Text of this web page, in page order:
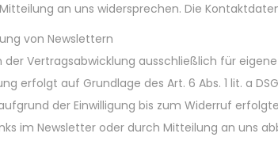
an uns widersprechen. Die
von Newslettern
Vertragsabwicklung ausschließlich für
erfolgt auf Grundlage des Art. 6 Abs. 1 lit. a
der Einwilligung bis zum Widerruf
im Newsletter oder durch Mitteilung an uns